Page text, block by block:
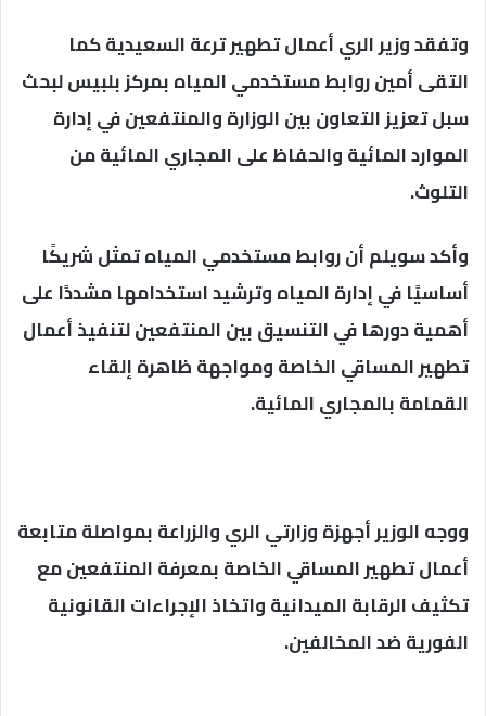
وتفقد وزير الري أعمال تطهير ترعة السعيدية كما
التقى أمين روابط مستخدمي المياه بمركز بلبيس لبحث
سبل تعزيز التعاون بين الوزارة والمنتفعين في إدارة
الموارد المائية والحفاظ على المجاري المائية من
التلوث.
وأكد سويلم أن روابط مستخدمي المياه تمثل شريكًا
أساسيًا في إدارة المياه وترشيد استخدامها مشددًا على
أهمية دورها في التنسيق بين المنتفعين لتنفيذ أعمال
تطهير المساقي الخاصة ومواجهة ظاهرة إلقاء
القمامة بالمجاري المائية.
ووجه الوزير أجهزة وزارتي الري والزراعة بمواصلة متابعة
أعمال تطهير المساقي الخاصة بمعرفة المنتفعين مع
تكثيف الرقابة الميدانية واتخاذ الإجراءات القانونية
الفورية ضد المخالفين.